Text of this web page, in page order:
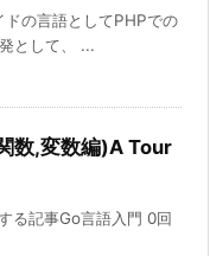
ドの言語としてPHPでの
として、 ...
数,変数編)A Tour
る記事Go言語入門 0回